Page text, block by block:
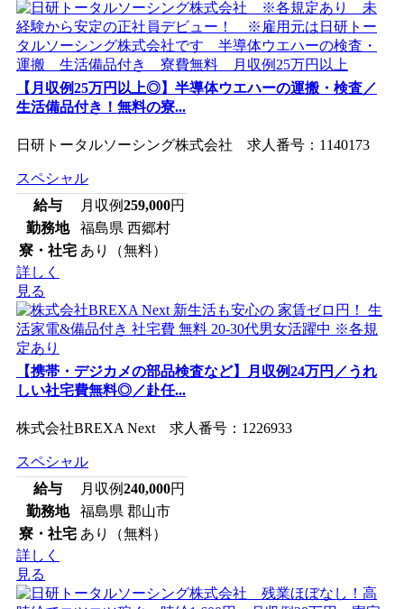
【月収例25万円以上◎】半導体ウエハーの運搬・検査／
生活備品付き！無料の寮...
日研トータルソーシング株式会社 求人番号：1140173
スペシャル
給与
月収例259,000円
勤務地
福島県 西郷村
寮・社宅 あり（無料）
詳しく
見る
【携帯・デジカメの部品検査など】月収例24万円／うれ
しい社宅費無料◎／赴任...
株式会社BREXA Next 求人番号：1226933
スペシャル
給与
月収例240,000円
勤務地
福島県 郡山市
寮・社宅 あり（無料）
詳しく
見る